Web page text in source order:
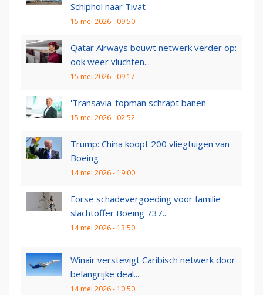
Schiphol naar Tivat
15 mei 2026 - 09:50
Qatar Airways bouwt netwerk verder op:
ook weer vluchten...
15 mei 2026 - 09:17
'Transavia-topman schrapt banen'
15 mei 2026 - 02:52
Trump: China koopt 200 vliegtuigen van
Boeing
14 mei 2026 - 19:00
Forse schadevergoeding voor familie
slachtoffer Boeing 737...
14 mei 2026 - 13:50
Winair verstevigt Caribisch netwerk door
belangrijke deal...
14 mei 2026 - 10:50